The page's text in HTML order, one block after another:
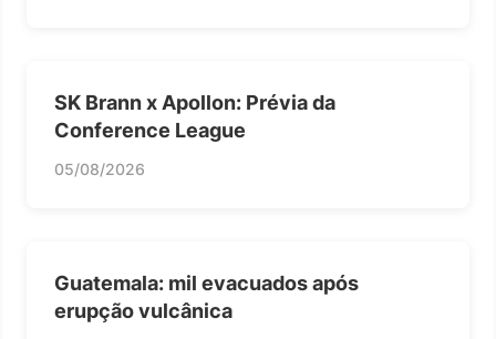
SK Brann x Apollon: Prévia da
Conference League
05/08/2026
Guatemala: mil evacuados após
erupção vulcânica